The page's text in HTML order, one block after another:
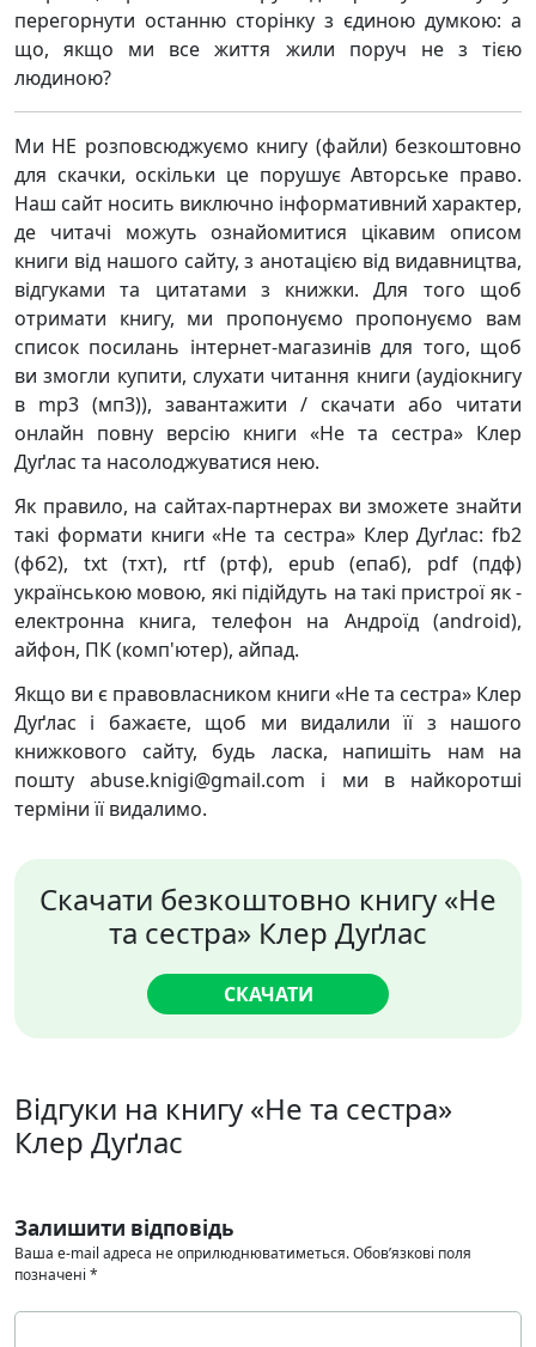
перегорнути останню сторінку з єдиною думкою: а
що, якщо ми все життя жили поруч не з тією
людиною?
Ми НЕ розповсюджуємо книгу (файли) безкоштовно
для скачки, оскільки це порушує Авторське право.
Наш сайт носить виключно інформативний характер,
де читачі можуть ознайомитися цікавим описом
книги від нашого сайту, з анотацією від видавництва,
відгуками та цитатами з книжки. Для того щоб
отримати книгу, ми пропонуємо пропонуємо вам
список посилань інтернет-магазинів для того, щоб
ви змогли купити, слухати читання книги (аудіокнигу
в mp3 (мп3)), завантажити / скачати або читати
онлайн повну версію книги «Не та сестра» Клер
Дуґлас та насолоджуватися нею.
Як правило, на сайтах-партнерах ви зможете знайти
такі формати книги «Не та сестра» Клер Дуґлас: fb2
(фб2), txt (тхт), rtf (ртф), epub (епаб), pdf (пдф)
українською мовою, які підійдуть на такі пристрої як -
електронна книга, телефон на Андроїд (android),
айфон, ПК (комп'ютер), айпад.
Якщо ви є правовласником книги «Не та сестра» Клер
Дуґлас і бажаєте, щоб ми видалили її з нашого
книжкового сайту, будь ласка, напишіть нам на
пошту abuse.knigi@gmail.com і ми в найкоротші
терміни її видалимо.
Скачати безкоштовно книгу «Не
та сестра» Клер Дуґлас
СКАЧАТИ
Відгуки на книгу «Не та сестра»
Клер Дуґлас
Залишити відповідь
Ваша e-mail адреса не оприлюднюватиметься.Обов’язкові поля
позначені *